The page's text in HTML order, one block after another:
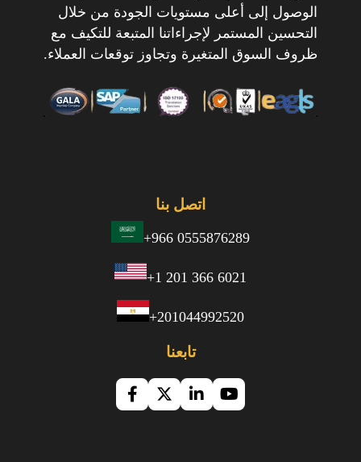
الوصول إلى أعلى مستويات الجودة من خلال
التحسين المستمر لإجراءاتنا المتبعة للتكيف مع
ظروف السوق المتغيرة وتجاوز توقعات العملاء.
اتصل بنا
+966 0555876289
+1 201 366 6021
+201044992520
تابعنا